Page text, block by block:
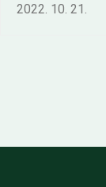
2022. 10. 21.